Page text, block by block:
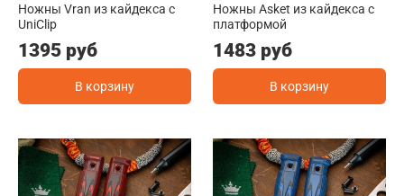
Ножны Vran из кайдекса c
UniClip
1395 руб
В корзину
Ножны Asket из кайдекса c
платформой
1483 руб
В корзину